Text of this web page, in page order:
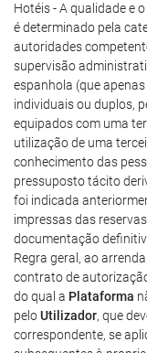
Hotéis - A qualidade e
é determinado pela
autoridades
supervisão
espanhola (que
individuais ou duplos,
equipados com uma
utilização de uma
conhecimento das
pressuposto tácito
foi indicada
impressas das
documentação
Regra geral, ao
contrato de
do qual a Plataforma
peloUtilizador, que
correspondente, se